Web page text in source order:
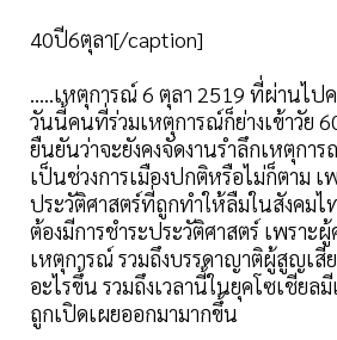
40ปี6ตุลา[/caption]
.....เหตุการณ์ 6 ตุลา 2519 ที่ผ่านไป
วันนี้คนที่ร่วมเหตุการณ์ก็ย่างเข้าวัย
ยืนยันว่าจะยังคงจัดงานรำลึกเหตุกา
เป็นช่วงการเมืองปกติหรือไม่ก็ตาม
ประวัติศาสตร์ที่ถูกทำให้ลืมในสังคมไ
ต้องมีการชำระประวัติศาสตร์ เพราะ
เหตุการณ์ รวมถึงบรรดาญาติผู้สูญเสี
อะไรขึ้น รวมถึงเวลานี้ในยุคโซเชียล
ถูกเปิดเผยออกมามากขึ้น